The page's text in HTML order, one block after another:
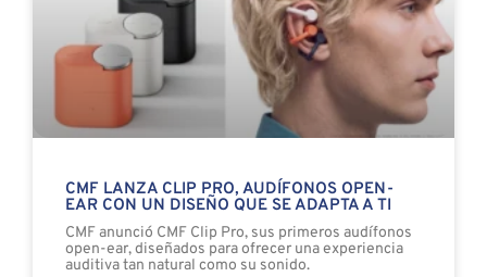
CMF LANZA CLIP PRO, AUDÍFONOS OPEN-
EAR CON UN DISEÑO QUE SE ADAPTA A TI
CMF anunció CMF Clip Pro, sus primeros audífonos
open-ear, diseñados para ofrecer una experiencia
auditiva tan natural como su sonido.